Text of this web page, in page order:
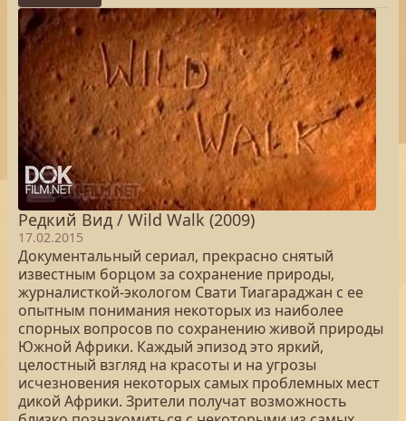
Редкий Вид / Wild Walk (2009)
17.02.2015
Документальный сериал, прекрасно снятый
известным борцом за сохранение природы,
журналисткой-экологом Свати Тиагараджан с ее
опытным понимания некоторых из наиболее
спорных вопросов по сохранению живой природы
Южной Африки. Каждый эпизод это яркий,
целостный взгляд на красоты и на угрозы
исчезновения некоторых самых проблемных мест
дикой Африки. Зрители получат возможность